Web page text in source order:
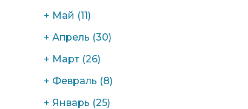
+ Май (11)
+ Апрель (30)
+ Март (26)
+ Февраль (8)
+ Январь (25)